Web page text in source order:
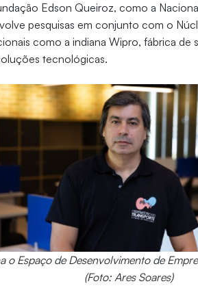
Edson Queiroz, como a
pesquisas em conjunto com o
como a indiana Wipro, fábrica
tecnológicas.
o Espaço de Desenvolvimento de
(Foto: Ares Soares)